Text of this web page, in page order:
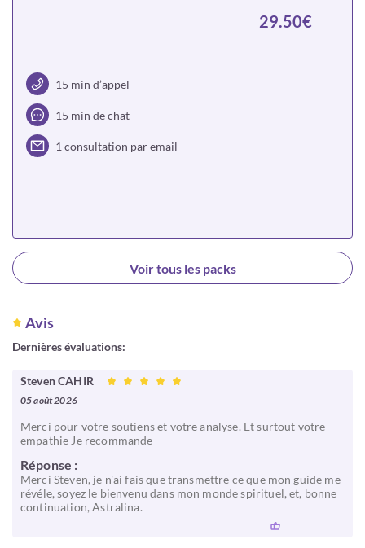
15 min d’appel
15 min de chat
1 consultation par email
29.50€
Choisir
Voir tous les packs
Avis
Dernières évaluations:
Steven CAHIR
05 août 2026
Merci pour votre soutiens et votre analyse. Et surtout votre
empathie Je recommande
Réponse :
Merci Steven, je n'ai fais que transmettre ce que mon guide me
révéle, soyez le bienvenu dans mon monde spirituel, et, bonne
continuation, Astralina.